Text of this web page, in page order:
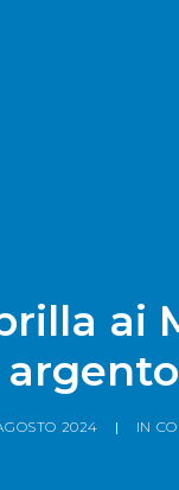
ai
2024 | IN